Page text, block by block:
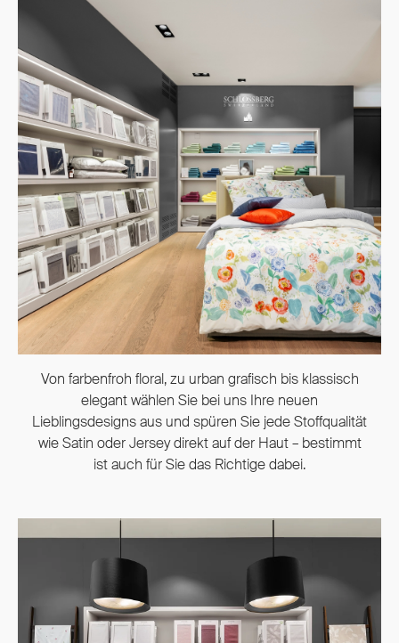
Von farbenfroh floral, zu urban grafisch bis klassisch
elegant wählen Sie bei uns Ihre neuen
Lieblingsdesigns aus und spüren Sie jede Stoffqualität
wie Satin oder Jersey direkt auf der Haut – bestimmt
ist auch für Sie das Richtige dabei.